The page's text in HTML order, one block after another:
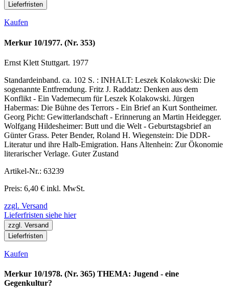
Lieferfristen
Kaufen
Merkur 10/1977. (Nr. 353)
Ernst Klett Stuttgart. 1977
Standardeinband. ca. 102 S. : INHALT: Leszek Kolakowski: Die
sogenannte Entfremdung. Fritz J. Raddatz: Denken aus dem
Konflikt - Ein Vademecum für Leszek Kolakowski. Jürgen
Habermas: Die Bühne des Terrors - Ein Brief an Kurt Sontheimer.
Georg Picht: Gewitterlandschaft - Erinnerung an Martin Heidegger.
Wolfgang Hildesheimer: Butt und die Welt - Geburtstagsbrief an
Günter Grass. Peter Bender, Roland H. Wiegenstein: Die DDR-
Literatur und ihre Halb-Emigration. Hans Altenhein: Zur Ökonomie
literarischer Verlage. Guter Zustand
Artikel-Nr.: 63239
Preis: 6,40 € inkl. MwSt.
zzgl. Versand
Lieferfristen siehe hier
zzgl. Versand
Lieferfristen
Kaufen
Merkur 10/1978. (Nr. 365) THEMA: Jugend - eine
Gegenkultur?